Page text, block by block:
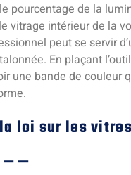
pourcentage de la
vitrage intérieur de la
peut se servir
En plaçant
une bande de couleur
loi sur les vitres